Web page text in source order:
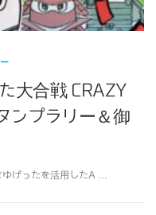
大合戦 CRAZY
ンプラリー＆御
げったを活用したA …